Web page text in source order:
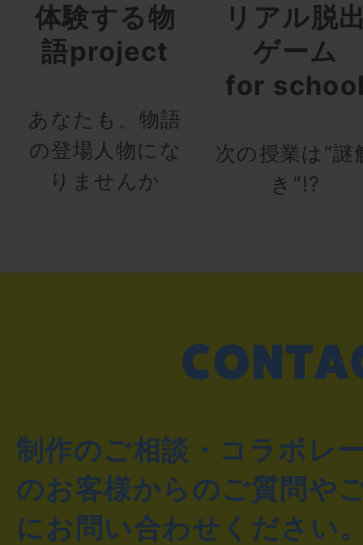
体験する物
語project
あなたも、物語
の登場人物にな
りませんか
リアル脱
ゲーム
for
次の授業は“謎
き”!?
制作のご相談・コラボレ
のお客様からのご質問や
にお問い合わせください